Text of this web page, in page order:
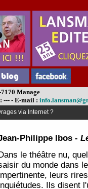
Manage
--- - E-mail :
via Internet ?
Philippe Ibos -
Dans le théâtre nu,
du monde dans
leurs
Ils disent